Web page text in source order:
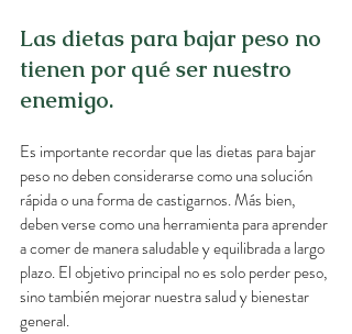
Las dietas para bajar peso no
tienen por qué ser nuestro
enemigo.
Es importante recordar que las dietas para bajar
peso no deben considerarse como una solución
rápida o una forma de castigarnos. Más bien,
deben verse como una herramienta para aprender
a comer de manera saludable y equilibrada a largo
plazo. El objetivo principal no es solo perder peso,
sino también mejorar nuestra salud y bienestar
general.